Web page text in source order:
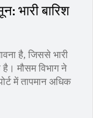
भारी बारिश
है, जिससे भारी
मौसम विभाग ने
में तापमान अधिक